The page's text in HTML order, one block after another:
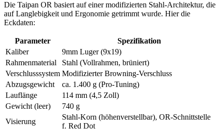
Die Taipan OR basiert auf einer modifizierten Stahl-Architektur, die
auf Langlebigkeit und Ergonomie getrimmt wurde. Hier die
Eckdaten:
Parameter
Spezifikation
Kaliber
9mm Luger (9x19)
Rahmenmaterial
Stahl (Vollrahmen, brüniert)
Verschlusssystem Modifizierter Browning-Verschluss
Abzugsgewicht
ca. 1.400 g (Pro-Tuning)
Lauflänge
114 mm (4,5 Zoll)
Gewicht (leer)
740 g
Visierung
Stahl-Korn (höhenverstellbar), OR-Schnittstelle
f. Red Dot